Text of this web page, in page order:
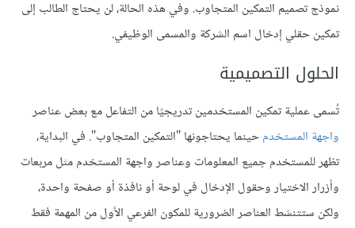
نموذج تصميم التمكين المتجاوب. وفي هذه الحالة، لن يحتاج الطالب إلى
تمكين حقلي إدخال اسم الشركة والمسمى الوظيفي.
الحلول التصميمية
تُسمى عملية تمكين المستخدمين تدريجيًا من التفاعل مع بعض عناصر
واجهة المستخدمحينما يحتاجونها "التمكين المتجاوب". في البداية،
تظهر للمستخدم جميع المعلومات وعناصر واجهة المستخدم مثل مربعات
وأزرار الاختيار وحقول الإدخال في لوحة أو نافذة أو صفحة واحدة،
ولكن ستتنشط العناصر الضرورية للمكون الفرعي الأول من المهمة فقط